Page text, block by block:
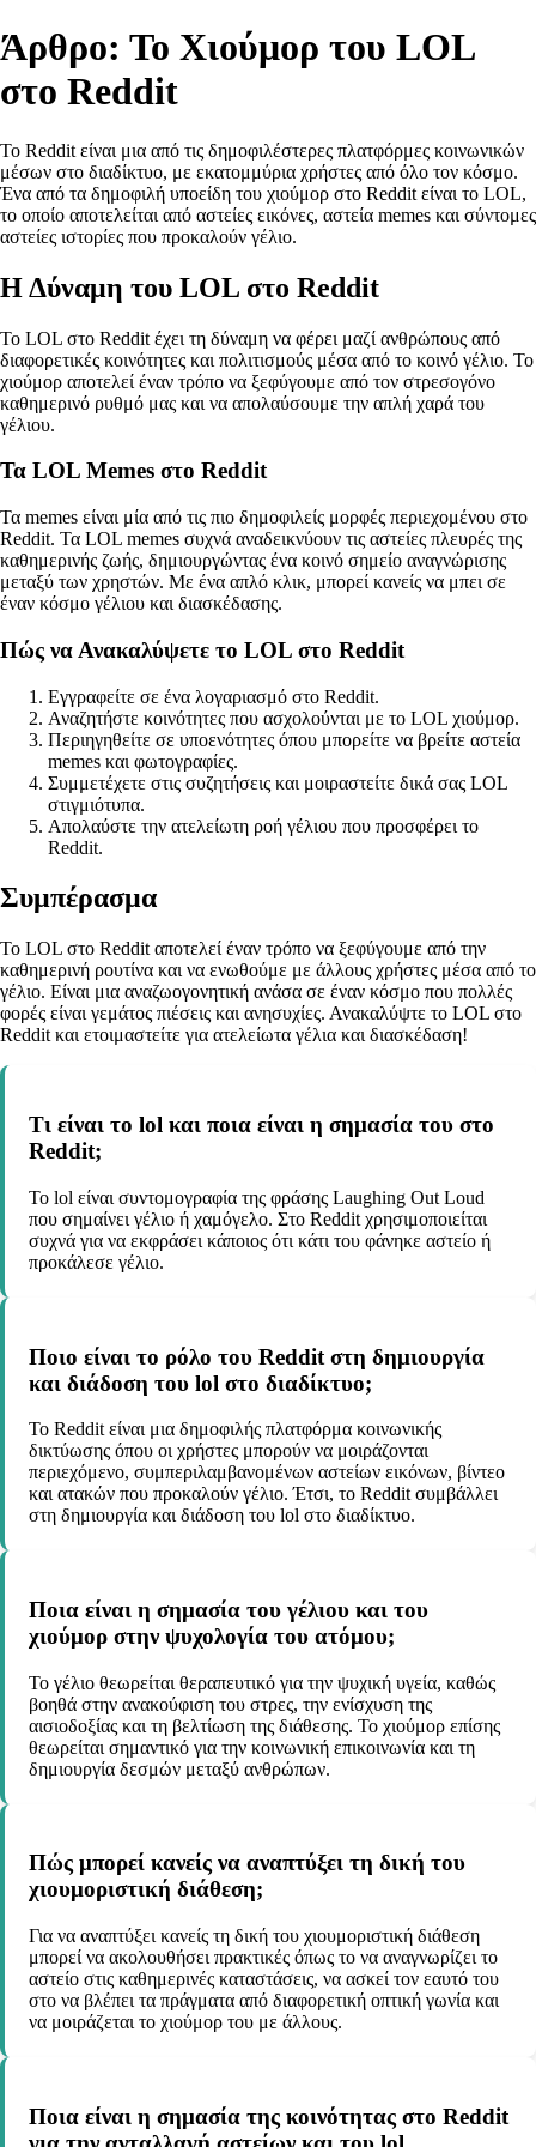
Άρθρο: Το Χιούμορ του LOL
στο Reddit
Το Reddit είναι μια από τις δημοφιλέστερες πλατφόρμες κοινωνικών
μέσων στο διαδίκτυο, με εκατομμύρια χρήστες από όλο τον κόσμο.
Ένα από τα δημοφιλή υποείδη του χιούμορ στο Reddit είναι το LOL,
το οποίο αποτελείται από αστείες εικόνες, αστεία memes και σύντομες
αστείες ιστορίες που προκαλούν γέλιο.
Η Δύναμη του LOL στο Reddit
Το LOL στο Reddit έχει τη δύναμη να φέρει μαζί ανθρώπους από
διαφορετικές κοινότητες και πολιτισμούς μέσα από το κοινό γέλιο. Το
χιούμορ αποτελεί έναν τρόπο να ξεφύγουμε από τον στρεσογόνο
καθημερινό ρυθμό μας και να απολαύσουμε την απλή χαρά του
γέλιου.
Τα LOL Memes στο Reddit
Τα memes είναι μία από τις πιο δημοφιλείς μορφές περιεχομένου στο
Reddit. Τα LOL memes συχνά αναδεικνύουν τις αστείες πλευρές της
καθημερινής ζωής, δημιουργώντας ένα κοινό σημείο αναγνώρισης
μεταξύ των χρηστών. Με ένα απλό κλικ, μπορεί κανείς να μπει σε
έναν κόσμο γέλιου και διασκέδασης.
Πώς να Ανακαλύψετε το LOL στο Reddit
Εγγραφείτε σε ένα λογαριασμό στο Reddit.
Αναζητήστε κοινότητες που ασχολούνται με το LOL χιούμορ.
Περιηγηθείτε σε υποενότητες όπου μπορείτε να βρείτε αστεία
memes και φωτογραφίες.
Συμμετέχετε στις συζητήσεις και μοιραστείτε δικά σας LOL
στιγμιότυπα.
Απολαύστε την ατελείωτη ροή γέλιου που προσφέρει το
Reddit.
Συμπέρασμα
Το LOL στο Reddit αποτελεί έναν τρόπο να ξεφύγουμε από την
καθημερινή ρουτίνα και να ενωθούμε με άλλους χρήστες μέσα από το
γέλιο. Είναι μια αναζωογονητική ανάσα σε έναν κόσμο που πολλές
φορές είναι γεμάτος πιέσεις και ανησυχίες. Ανακαλύψτε το LOL στο
Reddit και ετοιμαστείτε για ατελείωτα γέλια και διασκέδαση!
Τι είναι το lol και ποια είναι η σημασία του στο
Reddit;
Το lol είναι συντομογραφία της φράσης Laughing Out Loud
που σημαίνει γέλιο ή χαμόγελο. Στο Reddit χρησιμοποιείται
συχνά για να εκφράσει κάποιος ότι κάτι του φάνηκε αστείο ή
προκάλεσε γέλιο.
Ποιο είναι το ρόλο του Reddit στη δημιουργία
και διάδοση του lol στο διαδίκτυο;
Το Reddit είναι μια δημοφιλής πλατφόρμα κοινωνικής
δικτύωσης όπου οι χρήστες μπορούν να μοιράζονται
περιεχόμενο, συμπεριλαμβανομένων αστείων εικόνων, βίντεο
και ατακών που προκαλούν γέλιο. Έτσι, το Reddit συμβάλλει
στη δημιουργία και διάδοση του lol στο διαδίκτυο.
Ποια είναι η σημασία του γέλιου και του
χιούμορ στην ψυχολογία του ατόμου;
Το γέλιο θεωρείται θεραπευτικό για την ψυχική υγεία, καθώς
βοηθά στην ανακούφιση του στρες, την ενίσχυση της
αισιοδοξίας και τη βελτίωση της διάθεσης. Το χιούμορ επίσης
θεωρείται σημαντικό για την κοινωνική επικοινωνία και τη
δημιουργία δεσμών μεταξύ ανθρώπων.
Πώς μπορεί κανείς να αναπτύξει τη δική του
χιουμοριστική διάθεση;
Για να αναπτύξει κανείς τη δική του χιουμοριστική διάθεση
μπορεί να ακολουθήσει πρακτικές όπως το να αναγνωρίζει το
αστείο στις καθημερινές καταστάσεις, να ασκεί τον εαυτό του
στο να βλέπει τα πράγματα από διαφορετική οπτική γωνία και
να μοιράζεται το χιούμορ του με άλλους.
Ποια είναι η σημασία της κοινότητας στο Reddit